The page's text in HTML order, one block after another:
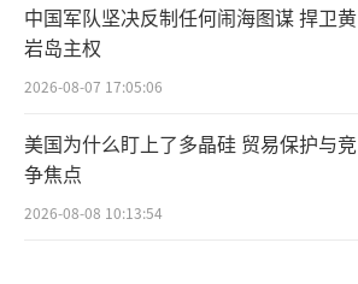
中国军队坚决反制任何闹海图谋 捍卫黄
岩岛主权
2026-08-07 17:05:06
美国为什么盯上了多晶硅 贸易保护与竞
争焦点
2026-08-08 10:13:54